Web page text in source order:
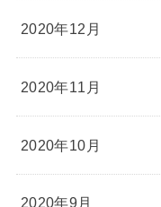
2020年12月
2020年11月
2020年10月
2020年9月